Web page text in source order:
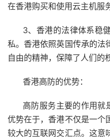
在香港购买和使用云主机服
3、香港的法律体系稳
私。香港依照英国传承的法
自由的精神，保障了人们的
香港高防的优势：
高防服务主要的作用就
优势在于，香港不仅是一个
较大的互联网交汇点。这意